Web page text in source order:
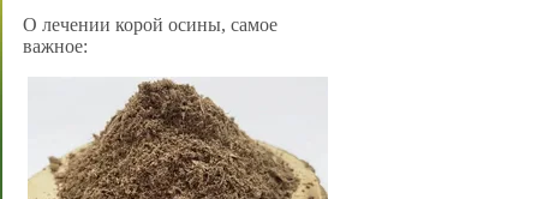
О лечении корой осины, самое
важное: